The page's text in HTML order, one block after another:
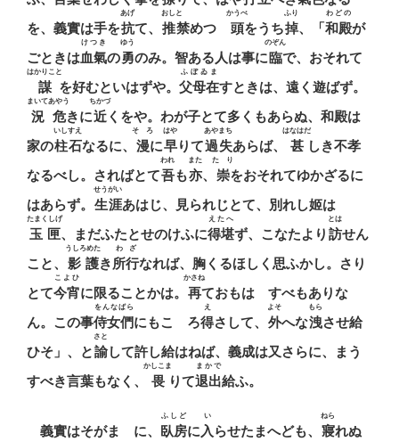
を、義實は手を抗
あげ
て、 推禁
おしとゞ
めつゝ 頭
かうべ
をうち掉
ふり
、「和殿
わどの
が
ごときは血氣
けつき
の勇
ゆう
のみ。智ある人は事に臨
のぞん
で、おそれて
謀
はかりこと
を好むといはずや。 父母在
ふぼゐま
すときは、遠く遊ばず。
況危
まいてあやう
きに近
ちかづ
くをや。わが子とて多くもあらぬ、和殿は
家の柱石
いしすえ
なるに、 漫
そゞろ
に早
はや
りて過失
あやまち
あらば、 甚
はなはだ
しき不孝
なるべし。さればとて吾
われ
も亦
また
、 崇
たゝり
をおそれてゆかざるに
はあらず。 生涯
せうがい
あはじ、見られじとて、別れし姬は
玉匣
たまくしげ
、まだふたとせのけふに得堪
えたへ
ず、こなたより訪
とは
せん
こと、 影護
うしろめた
き所行
わざ
なれば、胸くるほしく思ふかし。さり
とて今宵
こよひ
に限ることかは。 再
かさね
ておもはゞすべもありな
ん。この事侍女們
をんなばら
にもこゝろ得
え
さして、 外
よそ
へな洩
もら
させ給
ひそ」、と諭
さと
して許し給はねば、義成は又さらに、まう
すべき言葉もなく、
畏
かしこま
りて退出
まかで
給ふ。
義實はそがまゝに、 臥房
ふしど
に入
い
らせたまへども、 寢
ねら
れぬ